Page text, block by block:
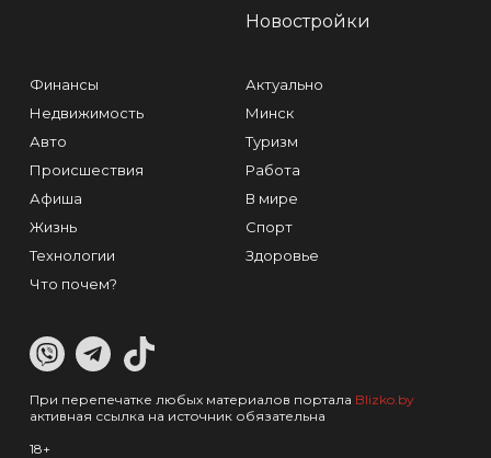
Новостройки
Финансы
Недвижимость
Авто
Происшествия
Афиша
Жизнь
Технологии
Что почем?
Актуально
Минск
Туризм
Работа
В мире
Спорт
Здоровье
При перепечатке любых материалов портала Blizko.by
активная ссылка на источник обязательна
18+